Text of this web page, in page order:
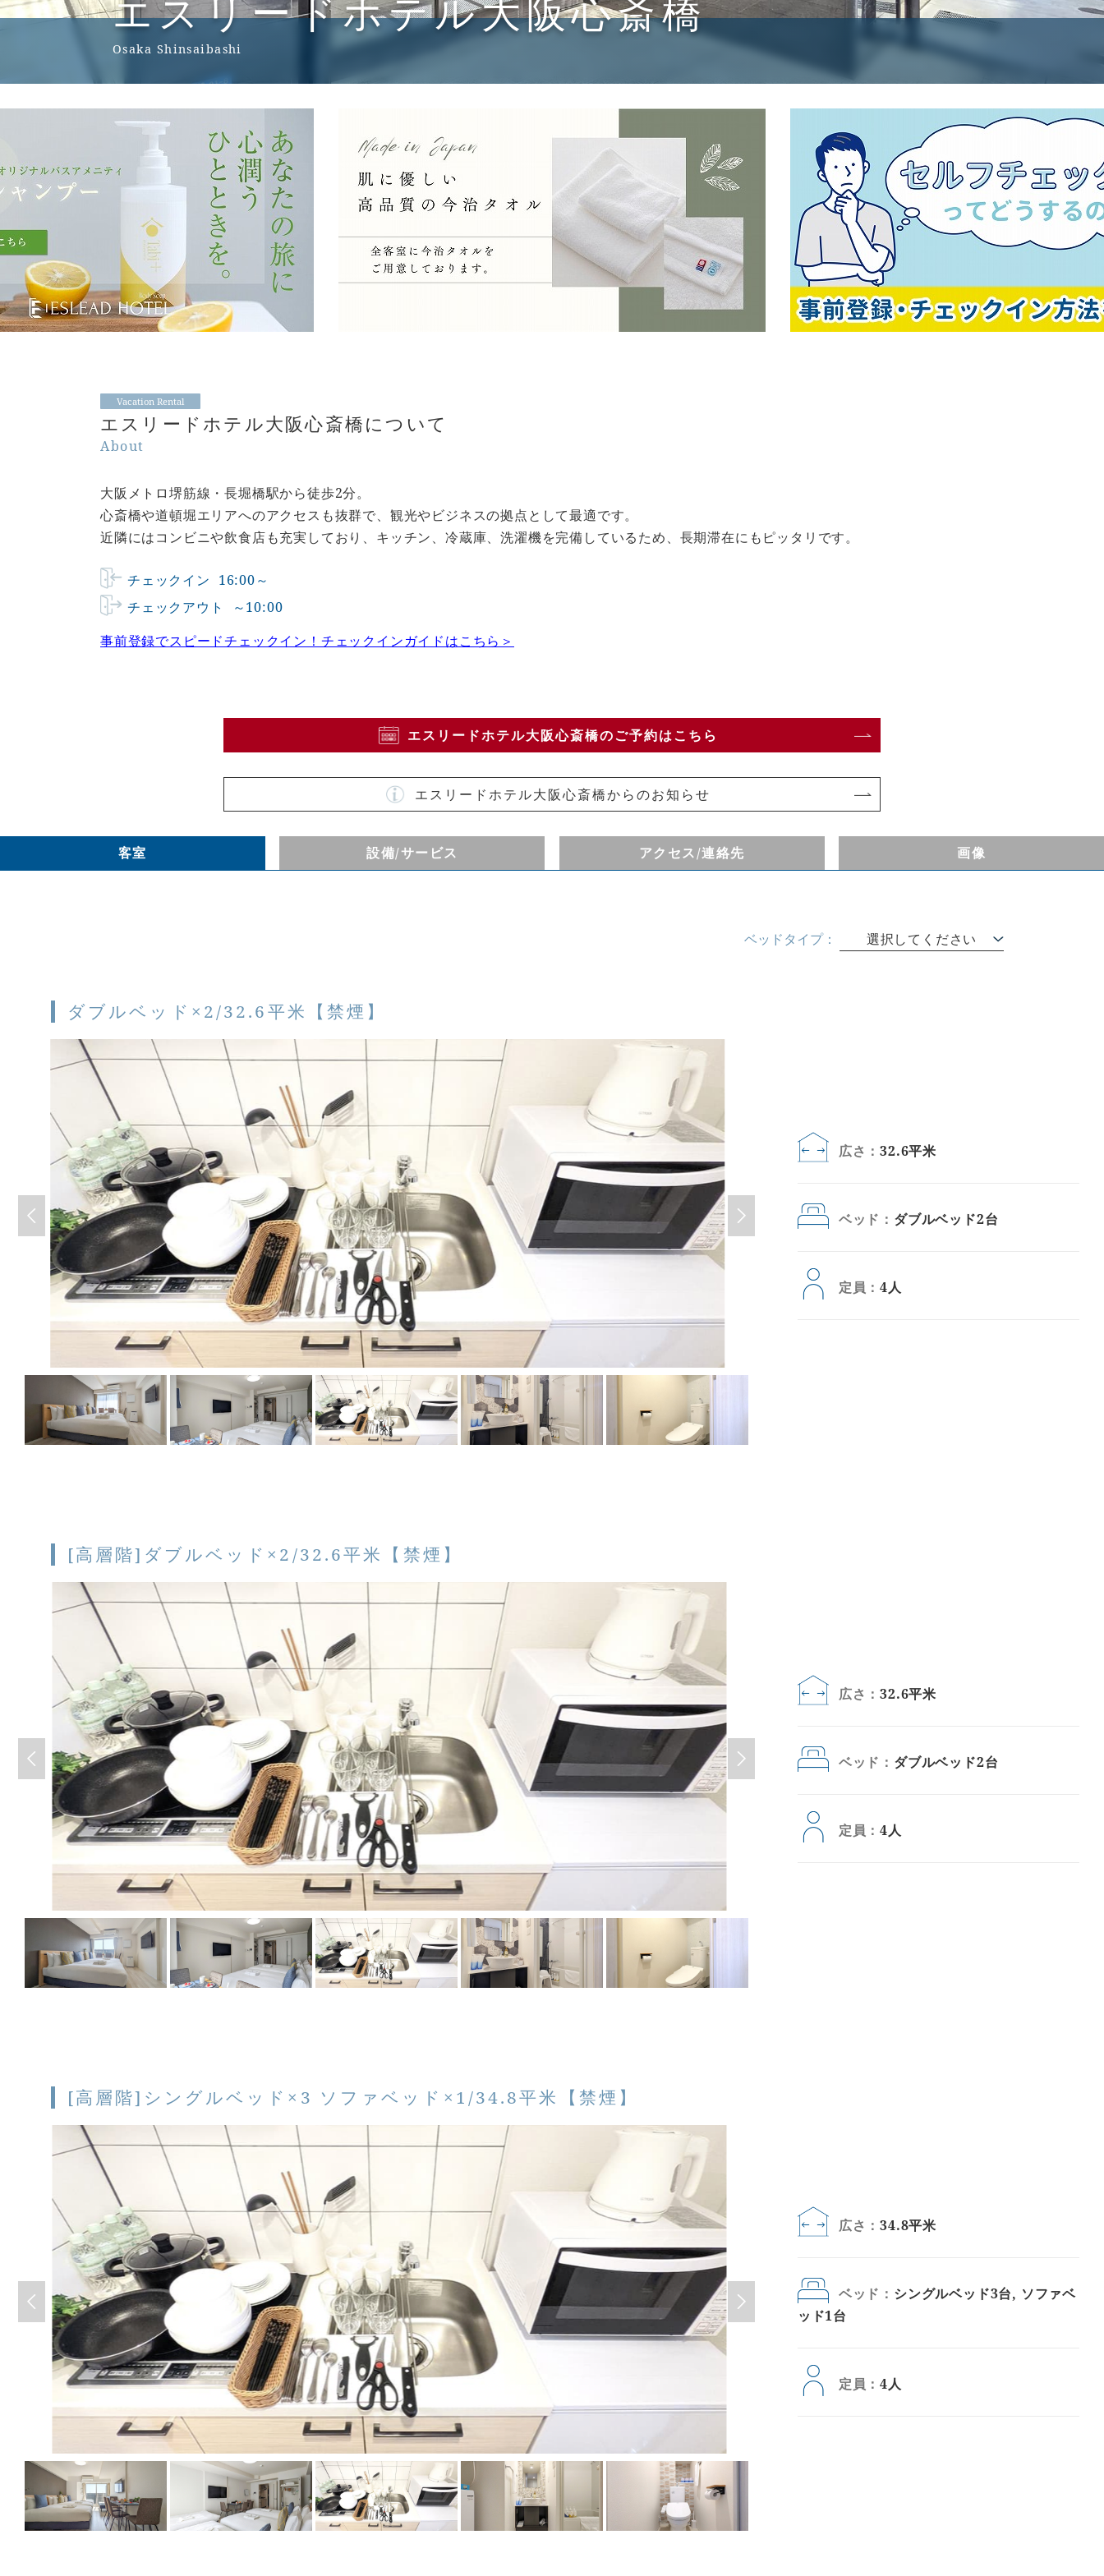
エスリードホテル大阪心斎橋
Osaka Shinsaibashi
Vacation Rental
エスリードホテル大阪心斎橋について
About
大阪メトロ堺筋線・長堀橋駅から徒歩2分。​
心斎橋や道頓堀エリアへのアクセスも抜群で、観光やビジネスの拠点として最適です。​
近隣にはコンビニや飲食店も充実しており、キッチン、冷蔵庫、洗濯機を完備しているため、長期滞在にもピッタリです。
チェックイン 16:00～
チェックアウト
～10:00
事前登録でスピードチェックイン！チェックインガイドはこちら＞
エスリードホテル大阪心斎橋のご予約はこちら
エスリードホテル大阪心斎橋からのお知らせ
客室 設備/サービス アクセス/連絡先 画像
ベッドタイプ： 選択してください
ダブルベッド×2/32.6平米【禁煙】
広さ：32.6平米
ベッド： ダブルベッド2台
定員：4人
[高層階]ダブルベッド×2/32.6平米【禁煙】
広さ：32.6平米
ベッド： ダブルベッド2台
定員：4人
[高層階]シングルベッド×3 ソファベッド×1/34.8平米【禁煙】
広さ：34.8平米
ベッド： シングルベッド3台, ソファベ
ッド1台
定員：4人